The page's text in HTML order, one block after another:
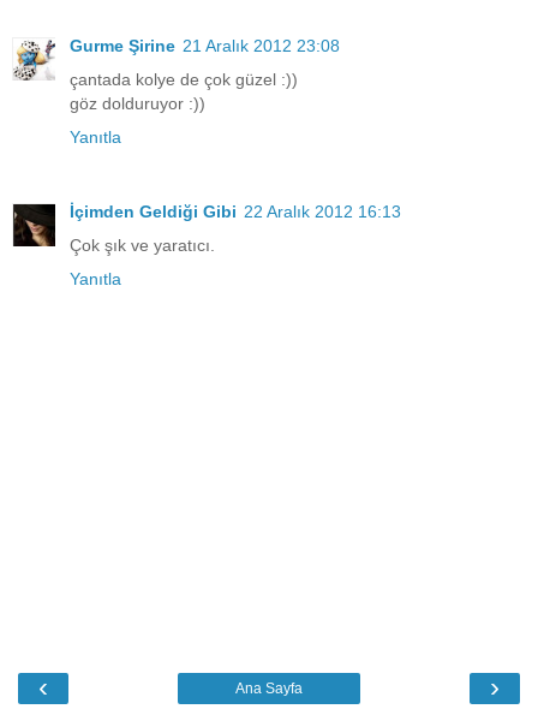
Gurme Şirine 21 Aralık 2012 23:08
çantada kolye de çok güzel :))
göz dolduruyor :))
Yanıtla
İçimden Geldiği Gibi 22 Aralık 2012 16:13
Çok şık ve yaratıcı.
Yanıtla
‹ ›
Ana Sayfa